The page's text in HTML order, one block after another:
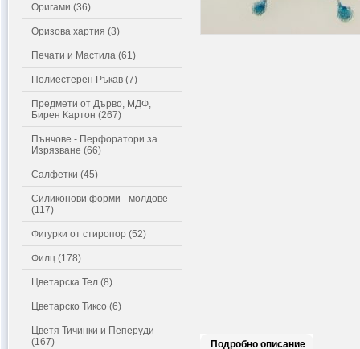
Оригами (36)
Оризова хартия (3)
Печати и Мастила (61)
Полиестерен Ръкав (7)
Предмети от Дърво, МДФ,
Бирен Картон (267)
Пънчове - Перфоратори за
Изрязване (66)
Салфетки (45)
Силиконови форми - молдове
(117)
Фигурки от стиропор (52)
Филц (178)
Цветарска Тел (8)
Цветарско Тиксо (6)
Цветя Тичинки и Пеперуди
(167)
Подробно описание